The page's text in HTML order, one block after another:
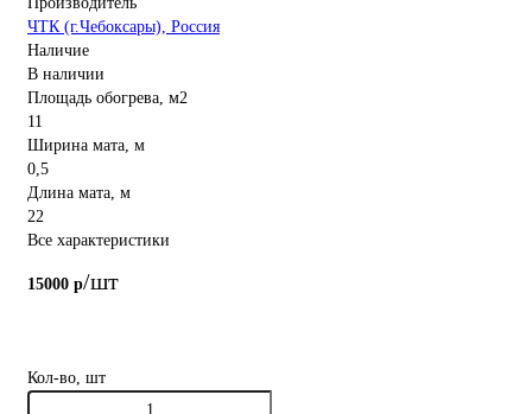
ЧТК (г.Чебоксары), Россия
Наличие
В наличии
Площадь обогрева, м2
11
Ширина мата, м
0,5
Длина мата, м
22
Все характеристики
15000 р/шт
Кол-во, шт